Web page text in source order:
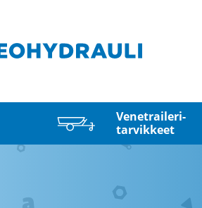
Venetraileri­
tarvikkeet